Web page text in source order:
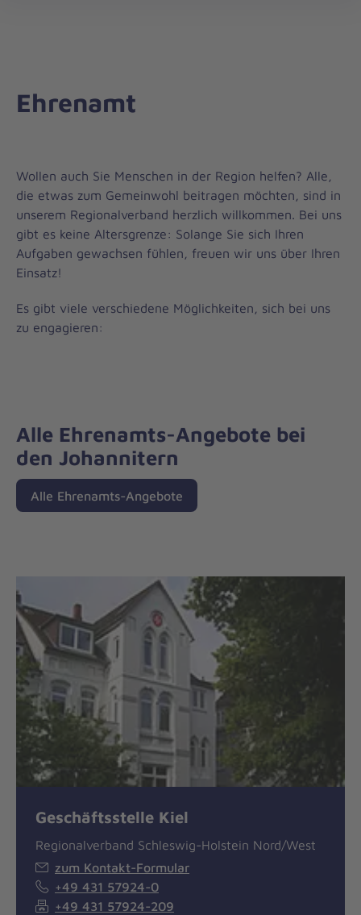
Ehrenamt
Wollen auch Sie Menschen in der Region helfen? Alle,
die etwas zum Gemeinwohl beitragen möchten, sind in
unserem Regionalverband herzlich willkommen. Bei uns
gibt es keine Altersgrenze: Solange Sie sich Ihren
Aufgaben gewachsen fühlen, freuen wir uns über Ihren
Einsatz!
Es gibt viele verschiedene Möglichkeiten, sich bei uns
zu engagieren:
Alle Ehrenamts-Angebote bei
den Johannitern
Alle Ehrenamts-Angebote
Geschäftsstelle Kiel
Regionalverband Schleswig-Holstein Nord/West
zum Kontakt-Formular
+49 431 57924-0
+49 431 57924-209